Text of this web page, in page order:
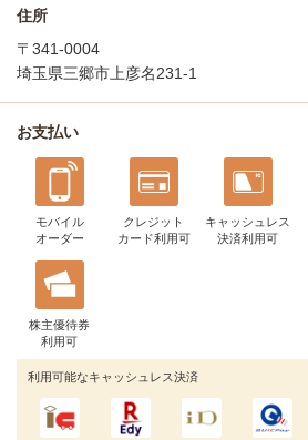
住所
〒341-0004
埼玉県三郷市上彦名231-1
お支払い
モバイル
オーダー
クレジット
カード利用可
キャッシュレス
決済利用可
株主優待券
利用可
利用可能なキャッシュレス決済